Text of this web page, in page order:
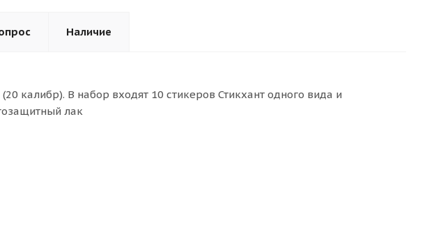
Наличие
калибр). В набор входят 10 стикеров Стикхант одного вида и
лак